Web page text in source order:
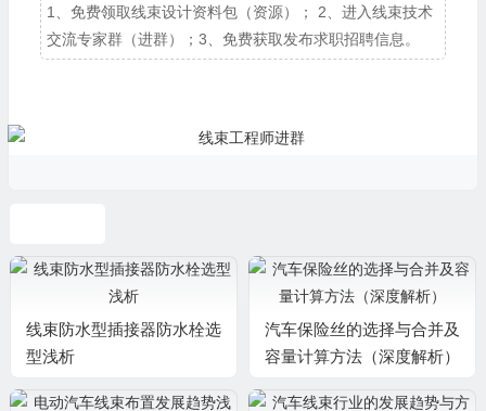
1、免费领取线束设计资料包（资源）； 2、进入线束技术
交流专家群（进群）；3、免费获取发布求职招聘信息。
线束防水型插接器防水栓选
型浅析
汽车保险丝的选择与合并及
容量计算方法（深度解析）